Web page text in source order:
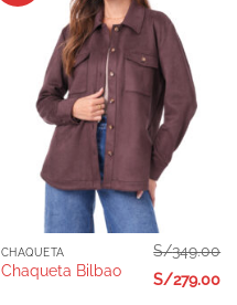
lista de
deseos
CHAQUETA
Chaqueta Bilbao
S/349.00
S/279.00